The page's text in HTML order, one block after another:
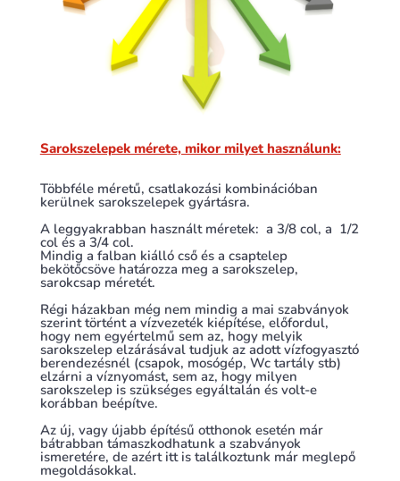
Sarokszelepek mérete, mikor milyet használunk:
Többféle méretű, csatlakozási kombinációban
kerülnek sarokszelepek gyártásra.
A leggyakrabban használt méretek: a 3/8 col, a 1/2
col és a 3/4 col.
Mindig a falban kiálló cső és a csaptelep
bekötőcsöve határozza meg a sarokszelep,
sarokcsap méretét.
Régi házakban még nem mindig a mai szabványok
szerint történt a vízvezeték kiépítése, előfordul,
hogy nem egyértelmű sem az, hogy melyik
sarokszelep elzárásával tudjuk az adott vízfogyasztó
berendezésnél (csapok, mosógép, Wc tartály stb)
elzárni a víznyomást, sem az, hogy milyen
sarokszelep is szükséges egyáltalán és volt-e
korábban beépítve.
Az új, vagy újabb építésű otthonok esetén már
bátrabban támaszkodhatunk a szabványok
ismeretére, de azért itt is találkoztunk már meglepő
megoldásokkal.